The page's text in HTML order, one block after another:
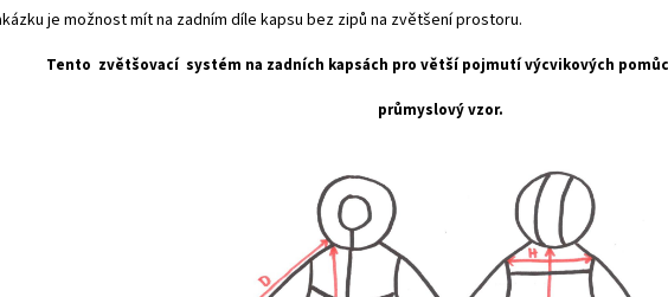
je možnost mít na zadním díle kapsu bez zipů na zvětšení prostoru.
Tento zvětšovací systém na zadních kapsách pro větší pojmutí výcvikových
průmyslový vzor.